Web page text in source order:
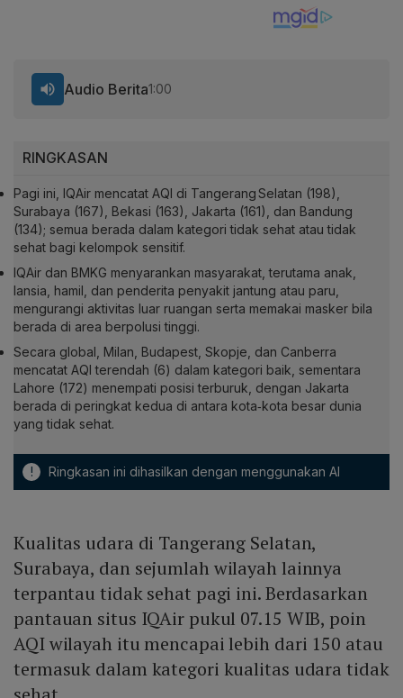
RINGKASAN
Pagi ini, IQAir mencatat AQI di Tangerang Selatan (198),
Surabaya (167), Bekasi (163), Jakarta (161), dan Bandung
(134); semua berada dalam kategori tidak sehat atau tidak
sehat bagi kelompok sensitif.
IQAir dan BMKG menyarankan masyarakat, terutama anak,
lansia, hamil, dan penderita penyakit jantung atau paru,
mengurangi aktivitas luar ruangan serta memakai masker bila
berada di area berpolusi tinggi.
Secara global, Milan, Budapest, Skopje, dan Canberra
mencatat AQI terendah (6) dalam kategori baik, sementara
Lahore (172) menempati posisi terburuk, dengan Jakarta
berada di peringkat kedua di antara kota‑kota besar dunia
yang tidak sehat.
! Ringkasan ini dihasilkan dengan menggunakan AI
Audio Berita1:00
Kualitas udara di Tangerang Selatan,
Surabaya, dan sejumlah wilayah lainnya
terpantau tidak sehat pagi ini. Berdasarkan
pantauan situs IQAir pukul 07.15 WIB, poin
AQI wilayah itu mencapai lebih dari 150 atau
termasuk dalam kategori kualitas udara tidak